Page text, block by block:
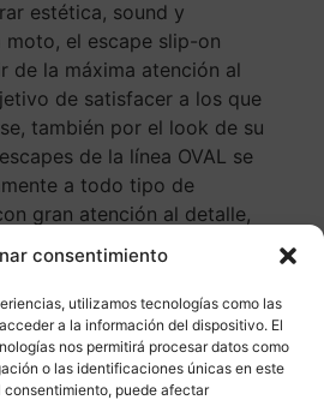
consentimiento
utilizamos tecnologías como las
a la información del dispositivo. El
nos permitirá procesar datos como
o las identificaciones únicas en este
puede afectar
estética, sound y
moto, el escape slip-on
de la máxima atención al
de satisfacer a los que
también por el look de su
de la línea OVAL se
a todo tipo de
gran atención al detalle,
el mejor
el diseño y el
los modelos disponen de
escape está realizado por
este material da al
deportividad.